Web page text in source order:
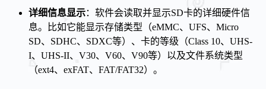
详细信息显示：软件会读取并显示SD卡的详细硬件信
息。比如它能显示存储类型（eMMC、UFS、Micro
SD、SDHC、SDXC等）、卡的等级（Class 10、UHS-
I、UHS-II、V30、V60、V90等）以及文件系统类型
（ext4、exFAT、FAT/FAT32）。